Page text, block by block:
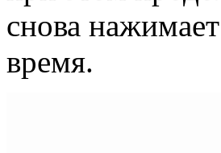
снова
время.